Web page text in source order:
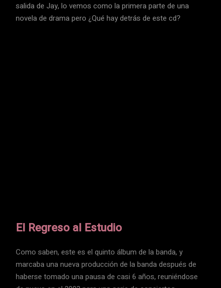
salida de Jay, lo vemos como la primera parte de una
novela de drama pero ¿Qué hay detrás de este cd?
El Regreso al Estudio
Como saben, este es el quinto álbum de la banda, y
marcaba una nueva producción de la banda después de
haberse tomado una pausa de casi 6 años, reuniéndose